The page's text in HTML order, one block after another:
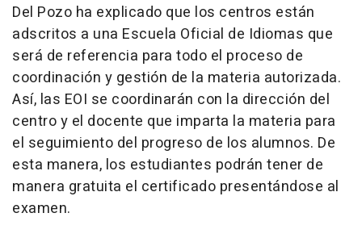
Del Pozo ha explicado que los centros están
adscritos a una Escuela Oficial de Idiomas que
será de referencia para todo el proceso de
coordinación y gestión de la materia autorizada.
Así, las EOI se coordinarán con la dirección del
centro y el docente que imparta la materia para
el seguimiento del progreso de los alumnos. De
esta manera, los estudiantes podrán tener de
manera gratuita el certificado presentándose al
examen.